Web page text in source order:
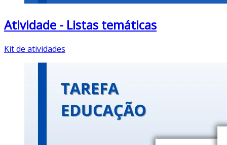
Atividade - Listas temáticas
Kit de atividades